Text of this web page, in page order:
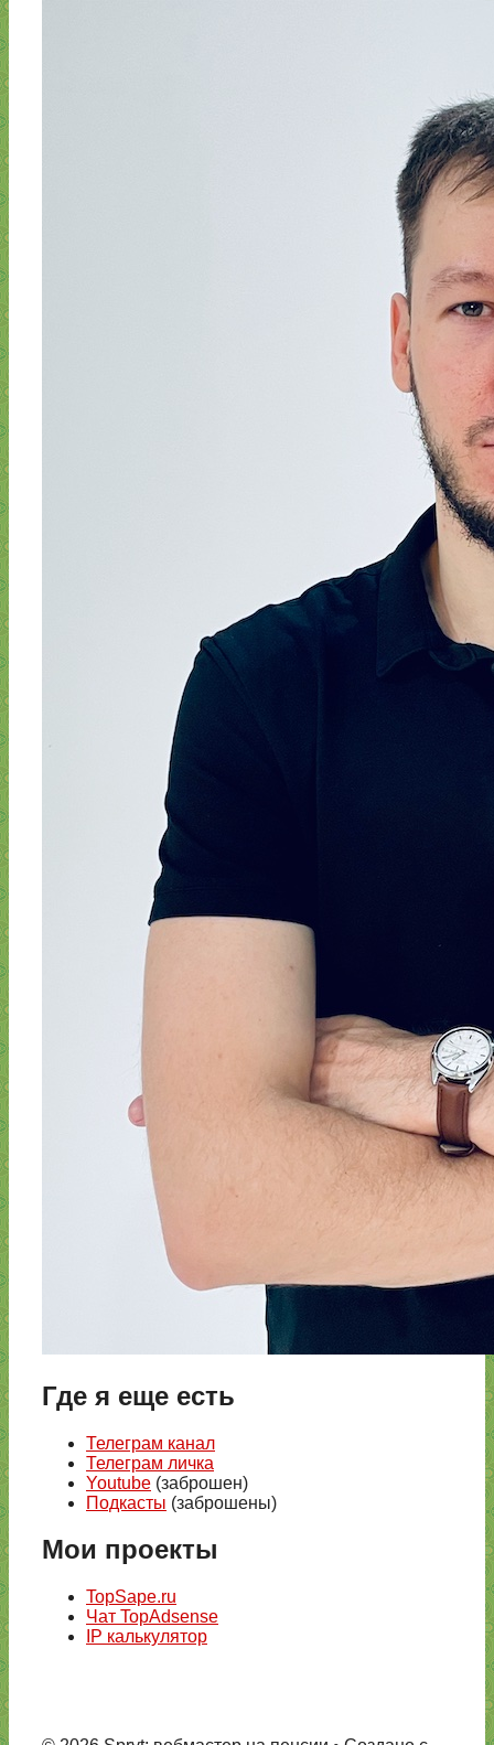
Где я еще есть
Телеграм канал
Телеграм личка
Youtube (заброшен)
Подкасты (заброшены)
Мои проекты
TopSape.ru
Чат TopAdsense
IP калькулятор